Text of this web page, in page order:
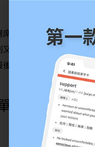
捲了 BlackPink 風潮，
是什麼意思嗎？在本篇
幫大家整理出了 2023
字：